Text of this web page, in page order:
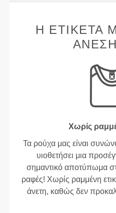
Η ΕΤΙΚΈΤΑ
Χωρίς
Τα ρούχα μας είναι
υιοθετήσει μια
σημαντικό αποτύπωμα
ραφές! Χωρίς ραμμένη
άνετη, καθώς δεν